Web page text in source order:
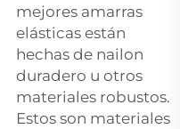
mejores amarras
elásticas están
hechas de nailon
duradero u otros
materiales robustos.
Estos son materiales